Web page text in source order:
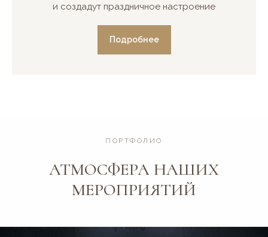
и создадут праздничное настроение
Подробнее
ПОРТФОЛИО
АТМОСФЕРА НАШИХ
МЕРОПРИЯТИЙ